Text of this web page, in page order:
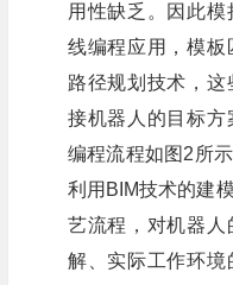
用性缺乏。因此
线编程应用，模板
路径规划技术，
接机器人的目标方
编程流程如图2所
利用BIM技术的建
艺流程，对机器人
解、实际工作环